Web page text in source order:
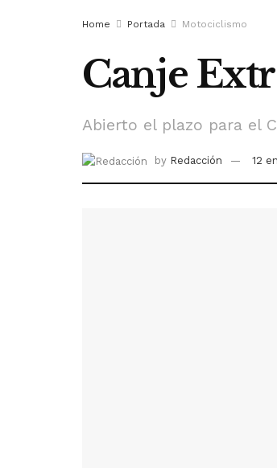
Home Portada Motociclismo
Canje
Abierto el plazo para el
by Redacción 12